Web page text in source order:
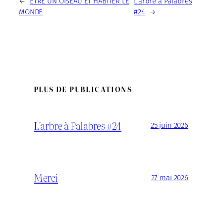
MONDE
#24 →
PLUS DE PUBLICATIONS
L’arbre à Palabres #24 25 juin 2026
Merci 27 mai 2026